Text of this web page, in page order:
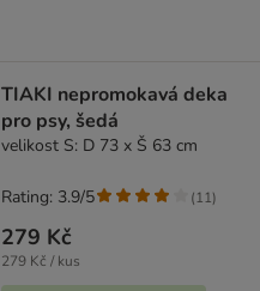
TIAKI nepromokavá deka
pro psy, šedá
velikost S: D 73 x Š 63 cm
279 Kč
279 Kč / kus
Rating: 3.9/5 (11)